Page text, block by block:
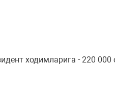
ходимларига - 220 000